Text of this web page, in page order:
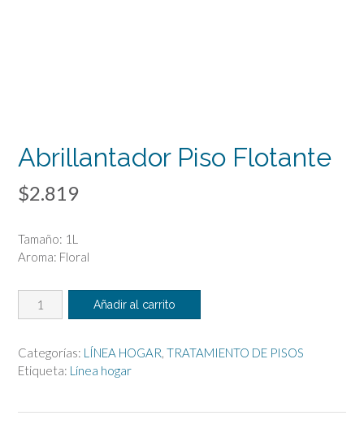
Abrillantador Piso Flotante
$2.819
Tamaño: 1L
Aroma: Floral
Abrillantador
Piso
cantidad
Añadir al carrito
Categorías: LÍNEA HOGAR, TRATAMIENTO DE PISOS
Etiqueta: Línea hogar